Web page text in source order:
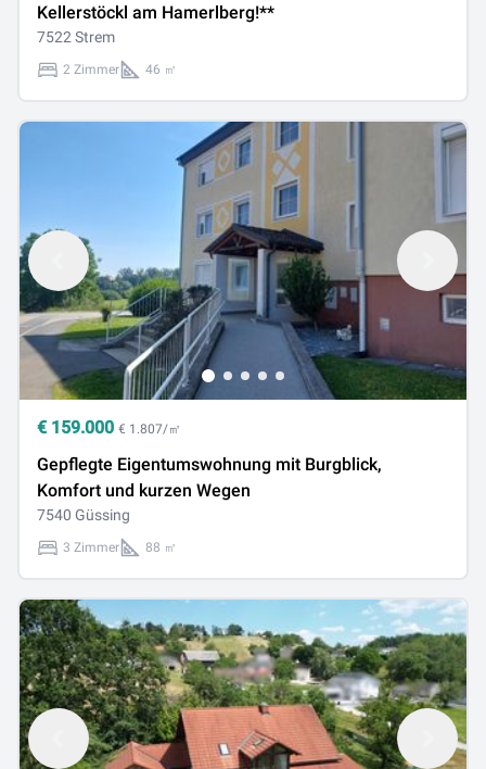
Kellerstöckl am Hamerlberg!**
7522 Strem
2 Zimmer 46 ㎡
€ 159.000 € 1.807/㎡
Gepflegte Eigentumswohnung mit Burgblick,
Komfort und kurzen Wegen
7540 Güssing
3 Zimmer 88 ㎡